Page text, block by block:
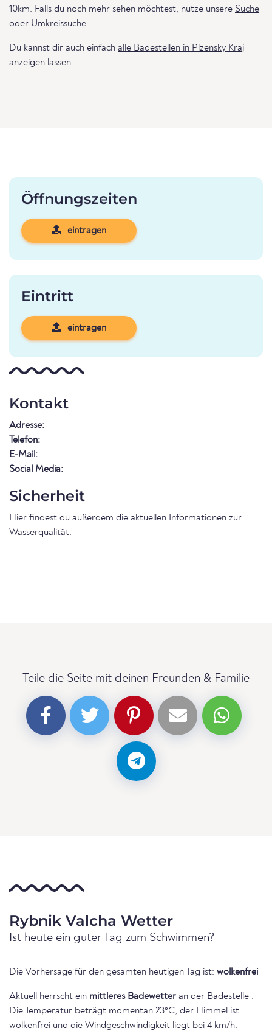
10km. Falls du noch mehr sehen möchtest, nutze unsere Suche
oder Umkreissuche.
Du kannst dir auch einfach alle Badestellen in Plzensky Kraj
anzeigen lassen.
Öffnungszeiten
eintragen
Eintritt
eintragen
Kontakt
Adresse:
Telefon:
E-Mail:
Social Media:
Sicherheit
Hier findest du außerdem die aktuellen Informationen zur
Wasserqualität.
Teile die Seite mit deinen Freunden & Familie
Rybnik Valcha Wetter
Ist heute ein guter Tag zum Schwimmen?
Die Vorhersage für den gesamten heutigen Tag ist: wolkenfrei
Aktuell herrscht ein mittleres Badewetter an der Badestelle .
Die Temperatur beträgt momentan 23°C, der Himmel ist
wolkenfrei und die Windgeschwindigkeit liegt bei 4 km/h.